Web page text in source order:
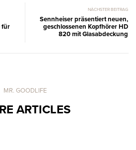
für
NÄCHSTER BEITRAG
Sennheiser präsentiert neuen,
geschlossenen Kopfhörer HD
820 mit Glasabdeckung
MR. GOODLIFE
ARTICLES